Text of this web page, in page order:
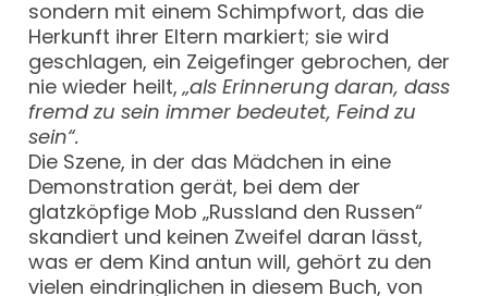
sondern mit einem Schimpfwort, das die
Herkunft ihrer Eltern markiert; sie wird
geschlagen, ein Zeigefinger gebrochen, der
nie wieder heilt,„als Erinnerung daran, dass
fremd zu sein immer bedeutet, Feind zu
sein“.
Die Szene, in der das Mädchen in eine
Demonstration gerät, bei dem der
glatzköpfige Mob „Russland den Russen“
skandiert und keinen Zweifel daran lässt,
was er dem Kind antun will, gehört zu den
vielen eindringlichen in diesem Buch, von